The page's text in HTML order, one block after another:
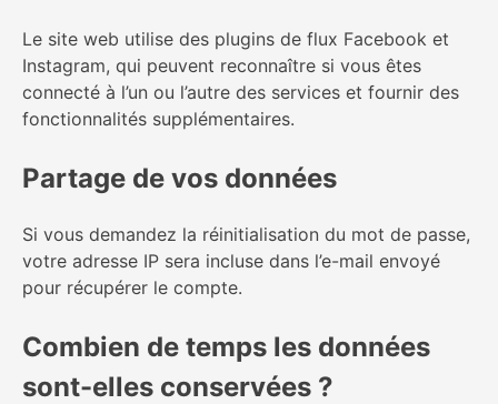
Le site web utilise des plugins de flux Facebook et
Instagram, qui peuvent reconnaître si vous êtes
connecté à l’un ou l’autre des services et fournir des
fonctionnalités supplémentaires.
Partage de vos données
Si vous demandez la réinitialisation du mot de passe,
votre adresse IP sera incluse dans l’e-mail envoyé
pour récupérer le compte.
Combien de temps les données
sont-elles conservées ?